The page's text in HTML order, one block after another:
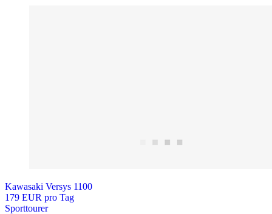
Kawasaki Versys 1100
179 EUR pro Tag
Sporttourer